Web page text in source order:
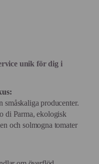
unik för dig i
småskaliga producenter.
di Parma, ekologisk
och solmogna tomater